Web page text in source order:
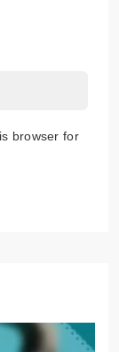
browser for